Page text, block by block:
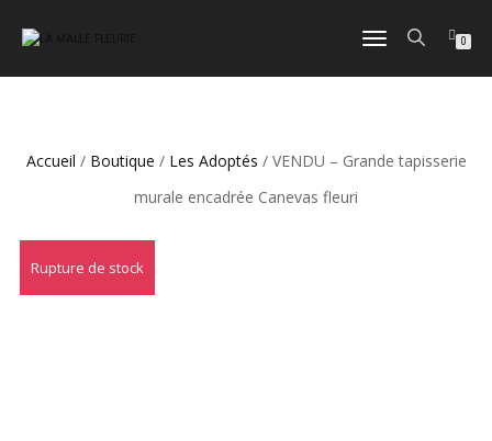
DÉPLIER
NAVIGATION
0
Accueil / Boutique / Les Adoptés / VENDU – Grande tapisserie
murale encadrée Canevas fleuri
Rupture de stock